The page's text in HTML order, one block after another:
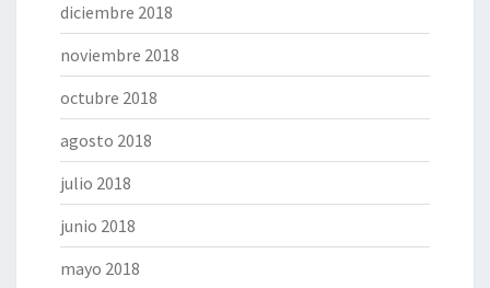
diciembre 2018
noviembre 2018
octubre 2018
agosto 2018
julio 2018
junio 2018
mayo 2018